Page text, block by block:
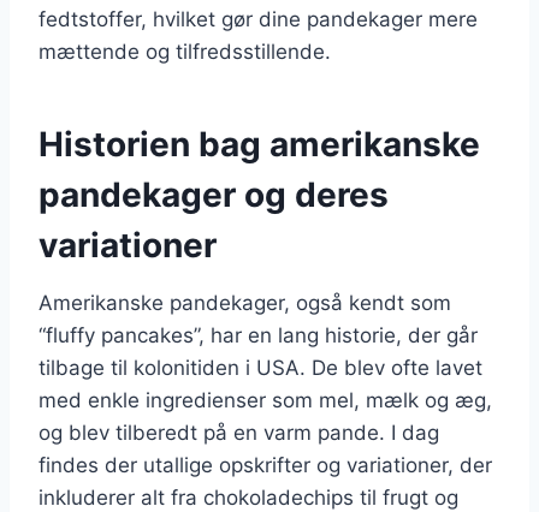
fedtstoffer, hvilket gør dine pandekager mere
mættende og tilfredsstillende.
Historien bag amerikanske
pandekager og deres
variationer
Amerikanske pandekager, også kendt som
“fluffy pancakes”, har en lang historie, der går
tilbage til kolonitiden i USA. De blev ofte lavet
med enkle ingredienser som mel, mælk og æg,
og blev tilberedt på en varm pande. I dag
findes der utallige opskrifter og variationer, der
inkluderer alt fra chokoladechips til frugt og